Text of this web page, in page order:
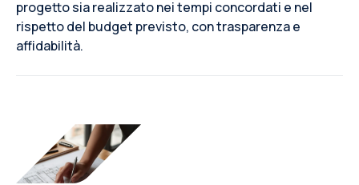
progetto sia realizzato nei tempi concordati e nel
rispetto del budget previsto, con trasparenza e
affidabilità.